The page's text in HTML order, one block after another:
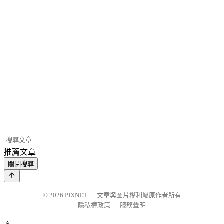
推薦文章
關閉搜尋
© 2026 PIXNET
文章與圖片權利屬原作者所有
隱私權政策
服務聲明